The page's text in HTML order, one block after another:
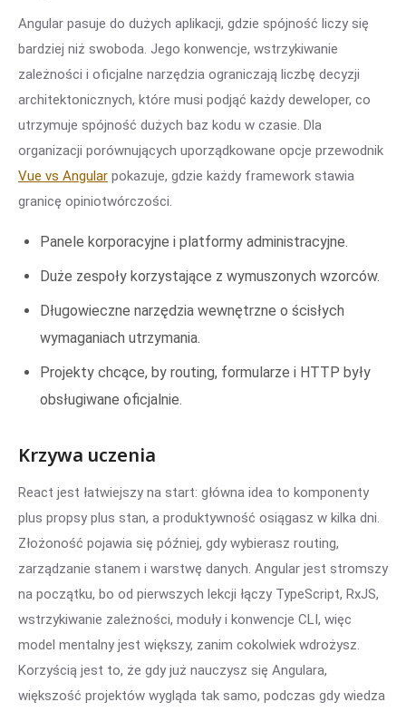
Angular pasuje do dużych aplikacji, gdzie spójność liczy się
bardziej niż swoboda. Jego konwencje, wstrzykiwanie
zależności i oficjalne narzędzia ograniczają liczbę decyzji
architektonicznych, które musi podjąć każdy deweloper, co
utrzymuje spójność dużych baz kodu w czasie. Dla
organizacji porównujących uporządkowane opcje przewodnik
Vue vs Angular pokazuje, gdzie każdy framework stawia
granicę opiniotwórczości.
Panele korporacyjne i platformy administracyjne.
Duże zespoły korzystające z wymuszonych wzorców.
Długowieczne narzędzia wewnętrzne o ścisłych
wymaganiach utrzymania.
Projekty chcące, by routing, formularze i HTTP były
obsługiwane oficjalnie.
Krzywa uczenia
React jest łatwiejszy na start: główna idea to komponenty
plus propsy plus stan, a produktywność osiągasz w kilka dni.
Złożoność pojawia się później, gdy wybierasz routing,
zarządzanie stanem i warstwę danych. Angular jest stromszy
na początku, bo od pierwszych lekcji łączy TypeScript, RxJS,
wstrzykiwanie zależności, moduły i konwencje CLI, więc
model mentalny jest większy, zanim cokolwiek wdrożysz.
Korzyścią jest to, że gdy już nauczysz się Angulara,
większość projektów wygląda tak samo, podczas gdy wiedza